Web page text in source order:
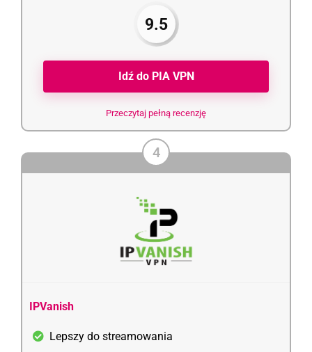
9.5
Idź do PIA VPN
Przeczytaj pełną recenzję
4
IPVanish
Lepszy do streamowania